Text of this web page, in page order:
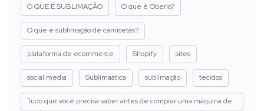
O QUE É SUBLIMAÇÃO O que é Oberlo?
O que é sublimação de camisetas?
plataforma de ecommerce Shopify sites
social media Sublimaática sublimação tecidos
Tudo que você precisa saber antes de comprar uma máquina de